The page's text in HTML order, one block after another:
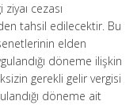
cezası
tahsil edilecektir. Bu
elden
döneme ilişkin
gerekli gelir vergisi
döneme ait